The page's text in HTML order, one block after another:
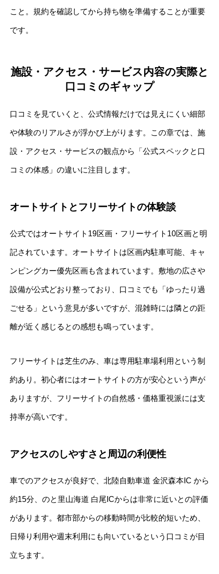
こと。規約を確認してから持ち物を準備することが重要
です。
施設・アクセス・サービス内容の実際と
口コミのギャップ
口コミを見ていくと、公式情報だけでは見えにくい細部
や体験のリアルさが浮かび上がります。この章では、施
設・アクセス・サービスの観点から「公式スペックと口
コミの体感」の違いに注目します。
オートサイトとフリーサイトの体験談
公式ではオートサイト19区画・フリーサイト10区画と明
記されています。オートサイトは区画内駐車可能、キャ
ンピングカー優先区画も含まれています。敷地の広さや
設備が公式どおり整っており、口コミでも「ゆったり過
ごせる」という意見が多いですが、混雑時には隣との距
離が近く感じるとの感想も鳴っています。
フリーサイトは芝生のみ、車は専用駐車場利用という制
約あり。初心者にはオートサイトの方が安心という声が
ありますが、フリーサイトの自然感・価格重視派には支
持率が高いです。
アクセスのしやすさと周辺の利便性
車でのアクセスが良好で、北陸自動車道 金沢森本IC から
約15分、のと里山海道 白尾ICからは非常に近いとの評価
があります。都市部からの移動時間が比較的短いため、
日帰り利用や週末利用にも向いているという口コミが目
立ちます。